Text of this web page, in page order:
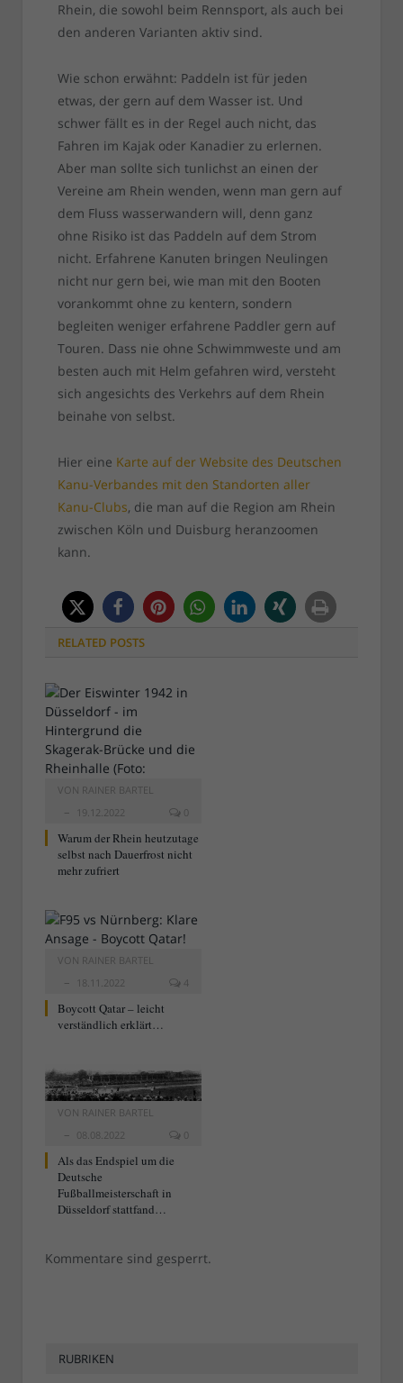
Rhein, die sowohl beim Rennsport, als auch bei
den anderen Varianten aktiv sind.
Wie schon erwähnt: Paddeln ist für jeden
etwas, der gern auf dem Wasser ist. Und
schwer fällt es in der Regel auch nicht, das
Fahren im Kajak oder Kanadier zu erlernen.
Aber man sollte sich tunlichst an einen der
Vereine am Rhein wenden, wenn man gern auf
dem Fluss wasserwandern will, denn ganz
ohne Risiko ist das Paddeln auf dem Strom
nicht. Erfahrene Kanuten bringen Neulingen
nicht nur gern bei, wie man mit den Booten
vorankommt ohne zu kentern, sondern
begleiten weniger erfahrene Paddler gern auf
Touren. Dass nie ohne Schwimmweste und am
besten auch mit Helm gefahren wird, versteht
sich angesichts des Verkehrs auf dem Rhein
beinahe von selbst.
Hier eine Karte auf der Website des Deutschen
Kanu-Verbandes mit den Standorten aller
Kanu-Clubs, die man auf die Region am Rhein
zwischen Köln und Duisburg heranzoomen
kann.
RELATED POSTS
VON RAINER BARTEL
19.12.2022
0
Warum der Rhein heutzutage
selbst nach Dauerfrost nicht
mehr zufriert
VON RAINER BARTEL
18.11.2022
4
Boycott Qatar – leicht
verständlich erklärt…
VON RAINER BARTEL
08.08.2022
0
Als das Endspiel um die
Deutsche
Fußballmeisterschaft in
Düsseldorf stattfand…
Kommentare sind gesperrt.
RUBRIKEN